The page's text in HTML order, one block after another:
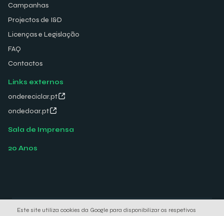
Campanhas
Projectos de I&D
Licenças e Legislação
FAQ
Contactos
Links externos
ondereciclar.pt
ondedoar.pt
Sala de Imprensa
20 Anos
Este site utiliza cookies da Google para disponibilizar os respetivos